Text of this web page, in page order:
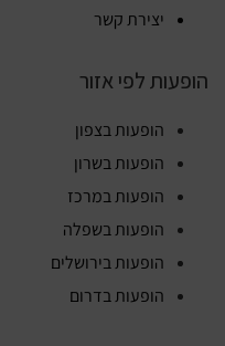
יצירת קשר
הופעות לפי אזור
הופעות בצפון
הופעות בשרון
הופעות במרכז
הופעות בשפלה
הופעות בירושלים
הופעות בדרום